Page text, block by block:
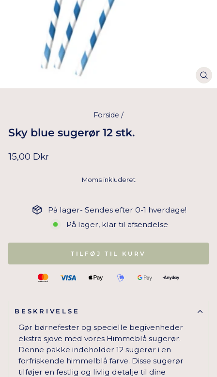
Forside /
Sky blue sugerør 12 stk.
Normal
15,00 Dkr
Moms inkluderet
På lager- Sendes efter 0-1 hverdage!
På lager, klar til afsendelse
TILFØJ TIL KURV
BESKRIVELSE
Gør børnefester og specielle begivenheder
ekstra sjove med vores Himmeblå sugerør.
Denne pakke indeholder 12 sugerør i en
forfriskende himmelblå farve. Disse sugerør
tilføjer en festlig og livlig detalje til dine